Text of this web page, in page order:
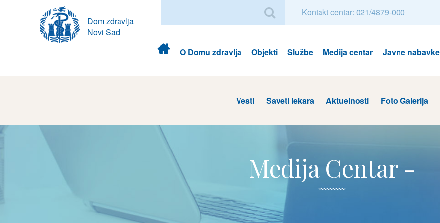
Dom zdravlja
Novi Sad
Kontakt centar: 021/4879-000
Dom
zdravlja
O Domu zdravlja Objekti Službe Medija centar Javne nabavke
Vesti Saveti lekara Aktuelnosti Foto Galerija
Medija Centar -